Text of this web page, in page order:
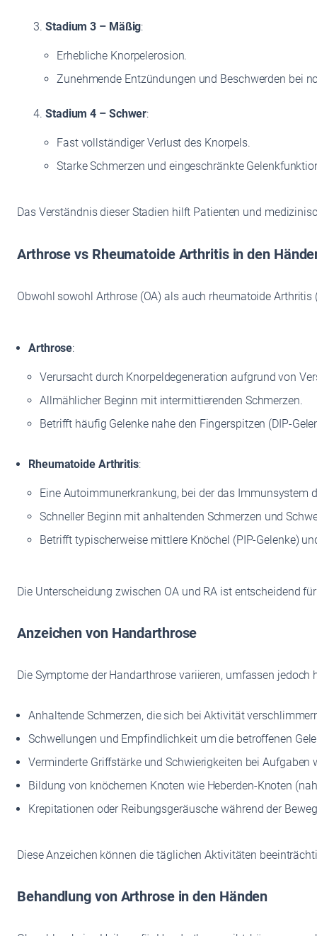
Stadium 3 – Mäßig:
Erhebliche Knorpelerosion.
Zunehmende Entzündungen und Beschwerden bei
Stadium 4 – Schwer:
Fast vollständiger Verlust des Knorpels.
Starke Schmerzen und eingeschränkte
Das Verständnis dieser Stadien hilft Patienten und
Arthrose vs Rheumatoide Arthritis in den
Obwohl sowohl Arthrose (OA) als auch rheumatoide
Arthrose:
Verursacht durch Knorpeldegeneration aufgrund von
Allmählicher Beginn mit intermittierenden Schmerzen.
Betrifft häufig Gelenke nahe den Fingerspitzen (DIP-
Rheumatoide Arthritis:
Eine Autoimmunerkrankung, bei der das Immunsystem
Schneller Beginn mit anhaltenden Schmerzen und
Betrifft typischerweise mittlere Knöchel (PIP-Gelenke)
Die Unterscheidung zwischen OA und RA ist entscheidend
Anzeichen von Handarthrose
Die Symptome der Handarthrose variieren, umfassen jedoch
Anhaltende Schmerzen, die sich bei Aktivität
Schwellungen und Empfindlichkeit um die betroffenen
Verminderte Griffstärke und Schwierigkeiten bei Aufgaben
Bildung von knöchernen Knoten wie Heberden-Knoten
Krepitationen oder Reibungsgeräusche während der
Diese Anzeichen können die täglichen Aktivitäten
Behandlung von Arthrose in den Händen